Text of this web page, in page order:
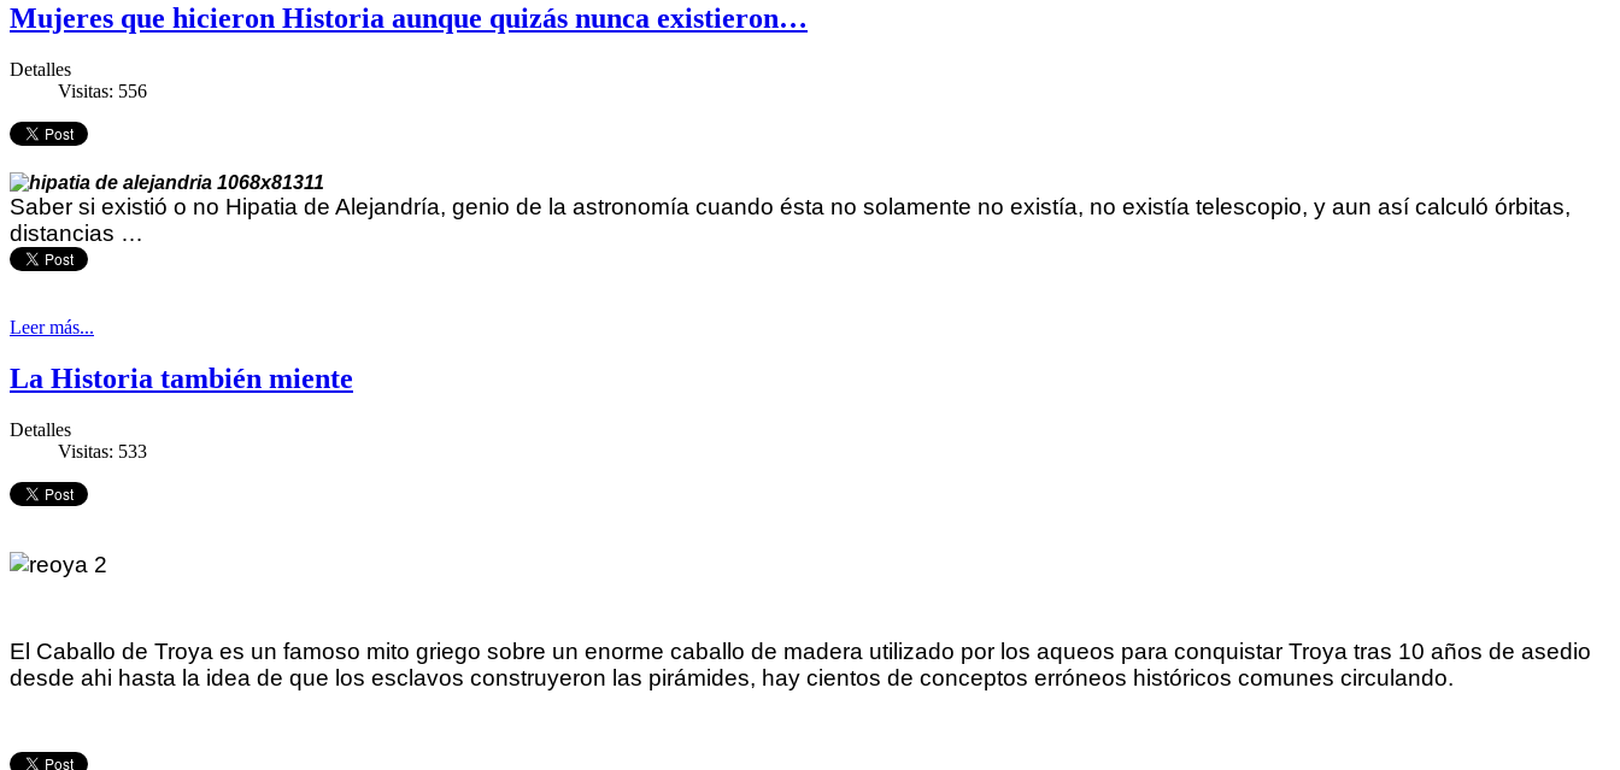
Mujeres que hicieron Historia aunque quizás nunca existieron…
Detalles
Visitas: 556
Saber si existió o no Hipatia de Alejandría, genio de la astronomía cuando ésta no solamente no existía, no existía telescopio, y aun así calculó órbitas,
distancias …
Leer más...
La Historia también miente
Detalles
Visitas: 533
El Caballo de Troya es un famoso mito griego sobre un enorme caballo de madera utilizado por los aqueos para conquistar Troya tras 10 años de asedio
desde ahi hasta la idea de que los esclavos construyeron las pirámides, hay cientos de conceptos erróneos históricos comunes circulando.